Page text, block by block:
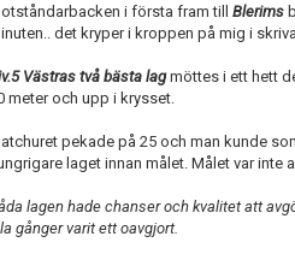
i första fram till Blerims
det kryper i kroppen på mig i
Västras två bästa lagmöttes i ett hett
meter och upp i krysset.
pekade på 25 och man kunde
laget innan målet. Målet var inte
lagen hade chanser och kvalitet att
gånger varit ett oavgjort.